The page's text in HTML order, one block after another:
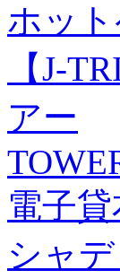
ホッ
【J-
アー
電子
シャデ